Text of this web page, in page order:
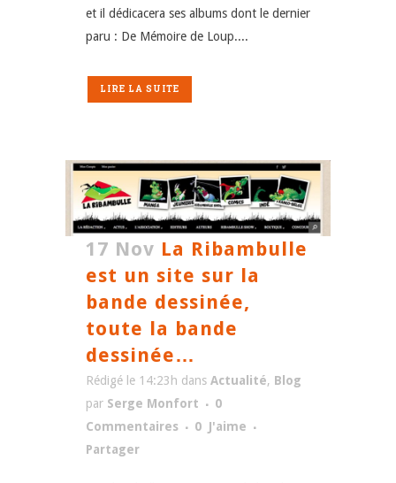
et il dédicacera ses albums dont le dernier
paru : De Mémoire de Loup....
LIRE LA SUITE
17 Nov La Ribambulle
est un site sur la
bande dessinée,
toute la bande
dessinée…
Rédigé le 14:23h dans Actualité, Blog
par Serge Monfort
0
Commentaires
0 J'aime
Partager